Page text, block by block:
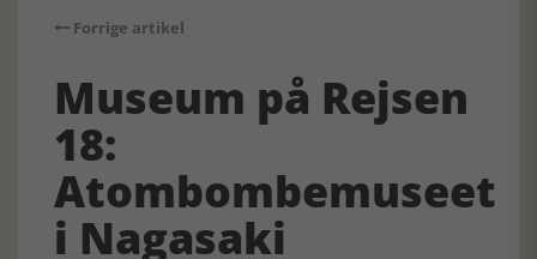
Forrige artikel
Museum på Rejsen
18:
Atombombemuseet
i Nagasaki